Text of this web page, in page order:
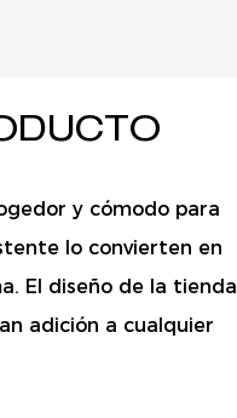
y cómodo para
lo convierten en
El diseño de la tienda
adición a cualquier